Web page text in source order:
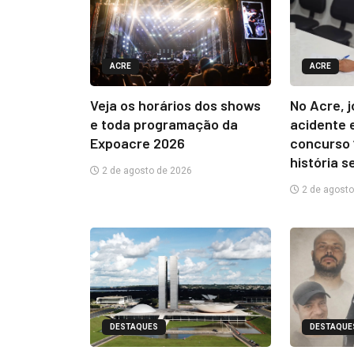
ACRE
Veja os horários dos shows
e toda programação da
Expoacre 2026
2 de agosto de 2026
ACRE
No Acre,
acidente
concurso
história
2 de
DESTAQUES